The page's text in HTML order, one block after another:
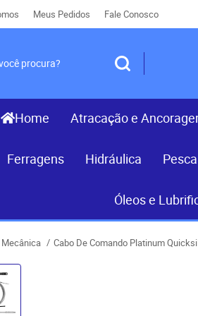
Meus Pedidos Fale Conosco
Home Atracação e
Ferragens Hidráulica Pesca
Óleos e
Mecânica Cabo De Comando Platinum